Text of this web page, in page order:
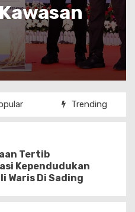
Pilah
Trending
Tertib
Kependudukan
Waris Di Sading